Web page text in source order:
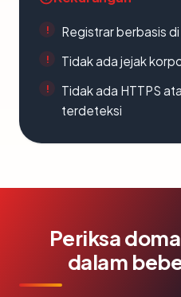
Registrar berbasis
Tidak ada jejak
Tidak ada HTTPS
terdeteksi
Periksa
dalam